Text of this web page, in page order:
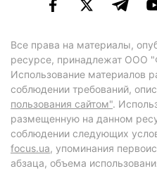
Все права на материалы,
ресурсе, принадлежат ООО
Использование материалов
соблюдении требований,
пользования сайтом".
размещенную на данном
соблюдении следующих
focus.ua, упоминания
абзаца, объема